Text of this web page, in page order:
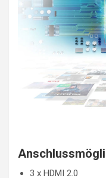
3 x HDMI 2.0